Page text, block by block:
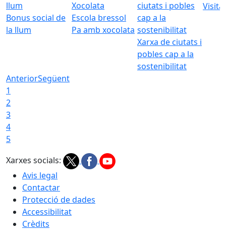
Bonus social de
la llum
Escola bressol
Pa amb xocolata
Xarxa de ciutats i
pobles cap a la
sostenibilitat
Visita
AnteriorSegüent
1
2
3
4
5
Xarxes socials:
Avis legal
Contactar
Protecció de dades
Accessibilitat
Crèdits